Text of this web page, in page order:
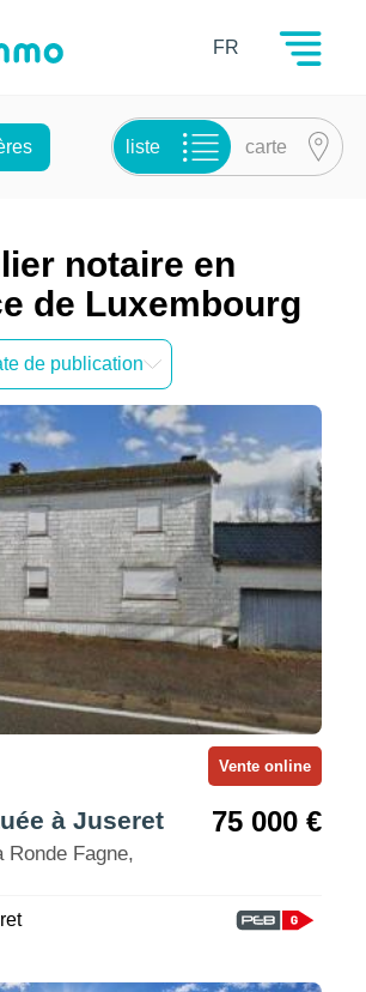
FR
liste carte
notaire en
de Luxembourg
Vente online
75 000 €
à Juseret
Ronde Fagne,